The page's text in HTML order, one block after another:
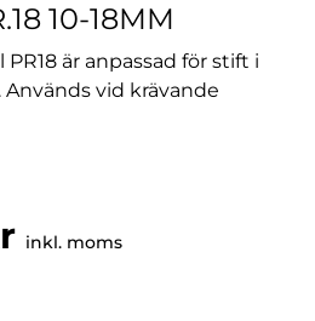
10-18MM
är anpassad för stift i
Används vid krävande
inkl. moms